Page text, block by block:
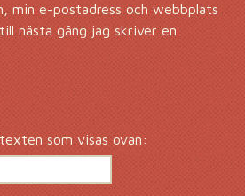
min e-postadress och webbplats
nästa gång jag skriver en
som visas ovan: